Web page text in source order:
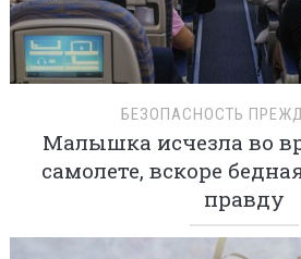
БЕЗОПАСНОСТЬ
Малышка исчезла во
самолете, вскоре
правду